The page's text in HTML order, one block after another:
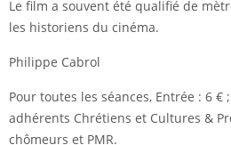
Le film a souvent été qualifié de
les historiens du cinéma.
Philippe Cabrol
Pour toutes les séances, Entrée : 6
adhérents Chrétiens et Cultures &
chômeurs et PMR.